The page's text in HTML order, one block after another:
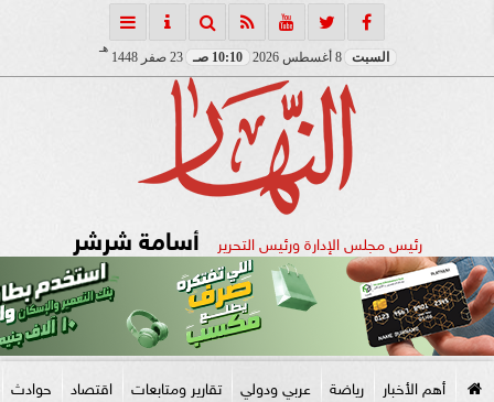
السبت 8 أغسطس 2026 10:10 صـ 23 صفر 1448
هـ
رئيس مجلس الإدارة ورئيس التحرير أسامة شرشر
أهم الأخبار رياضة عربي ودولي تقارير ومتابعات اقتصاد حوادث